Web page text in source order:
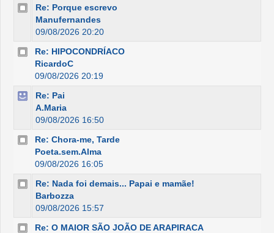
Re: Porque escrevo
Manufernandes
09/08/2026 20:20
Re: HIPOCONDRÍACO
RicardoC
09/08/2026 20:19
Re: Pai
A.Maria
09/08/2026 16:50
Re: Chora-me, Tarde
Poeta.sem.Alma
09/08/2026 16:05
Re: Nada foi demais... Papai e mamãe!
Barbozza
09/08/2026 15:57
Re: O MAIOR SÃO JOÃO DE ARAPIRACA